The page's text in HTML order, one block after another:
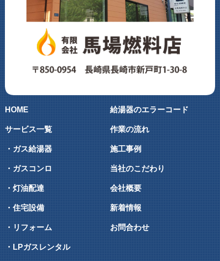
HOME
サービス一覧
・ガス給湯器
・ガスコンロ
・灯油配達
・住宅設備
・リフォーム
・LPガスレンタル
給湯器のエラーコード
作業の流れ
施工事例
当社のこだわり
会社概要
新着情報
お問合わせ